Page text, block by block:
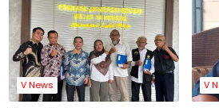
V News V